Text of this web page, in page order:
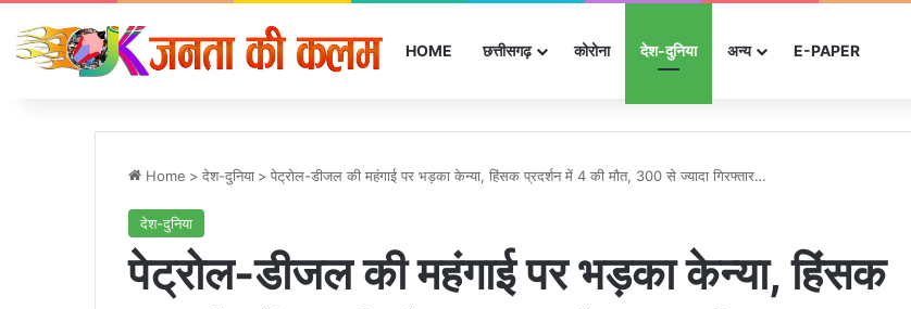
HOME छत्तीसगढ़ कोरोना देश-दुनिया अन्‍य E-PAPER
Home > देश-दुनिया > पेट्रोल-डीजल की महंगाई पर भड़का केन्या, हिंसक प्रदर्शन में 4 की मौत, 300 से ज्यादा गिरफ्तार…
देश-दुनिया
पेट्रोल-डीजल की महंगाई पर भड़का केन्या, हिंसक